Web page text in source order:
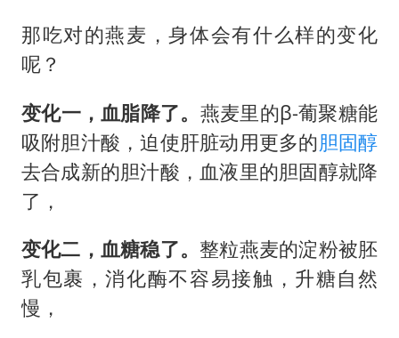
那吃对的燕麦，身体会有什么样的变化
呢？
变化一，血脂降了。 燕麦里的β-葡聚糖能
吸附胆汁酸，迫使肝脏动用更多的胆固醇
去合成新的胆汁酸，血液里的胆固醇就降
了，
变化二，血糖稳了。 整粒燕麦的淀粉被胚
乳包裹，消化酶不容易接触，升糖自然
慢，